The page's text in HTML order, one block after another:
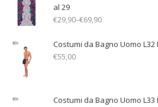
al 29
€29,90–€69,90
Costumi da Bagno Uomo L32
€55,00
Costumi da Bagno Uomo L33